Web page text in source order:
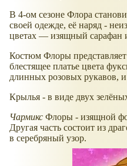
В 4-ом сезоне Флора
своей одежде, её наряд -
цветах — изящный сарафан
Костюм Флоры представляет
блестящее платье цвета
длинных розовых рукавов,
Крылья - в виде двух
Чармикс Флоры - изящной
Другая часть состоит из
в серебряный узор.